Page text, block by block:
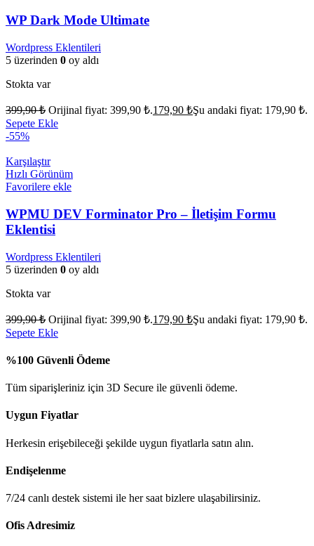
WP Dark Mode Ultimate
Wordpress Eklentileri
5 üzerinden 0 oy aldı
Stokta var
399,90₺ Orijinal fiyat: 399,90 ₺.179,90 ₺Şu andaki fiyat: 179,90 ₺.
Sepete Ekle
-55%
Karşılaştır
Hızlı Görünüm
Favorilere ekle
WPMU DEV Forminator Pro – İletişim Formu
Eklentisi
Wordpress Eklentileri
5 üzerinden 0 oy aldı
Stokta var
399,90₺ Orijinal fiyat: 399,90 ₺.179,90 ₺Şu andaki fiyat: 179,90 ₺.
Sepete Ekle
%100 Güvenli Ödeme
Tüm siparişleriniz için 3D Secure ile güvenli ödeme.
Uygun Fiyatlar
Herkesin erişebileceği şekilde uygun fiyatlarla satın alın.
Endişelenme
7/24 canlı destek sistemi ile her saat bizlere ulaşabilirsiniz.
Ofis Adresimiz